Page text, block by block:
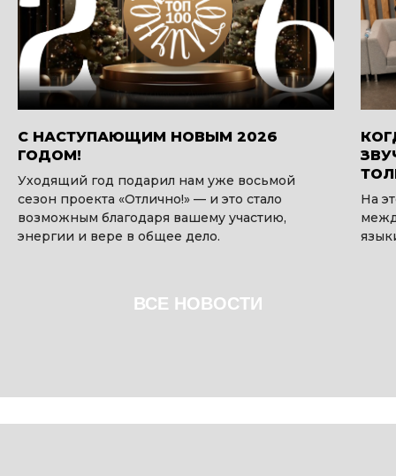
С НАСТУПАЮЩИМ НОВЫМ 2026
ГОДОМ!
Уходящий год подарил нам уже восьмой
сезон проекта «Отлично!» — и это стало
возможным благодаря вашему участию,
энергии и вере в общее дело.
На
ВСЕ НОВОСТИ